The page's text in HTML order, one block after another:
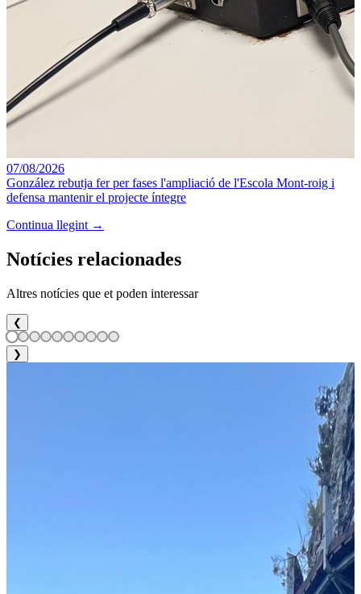
07/08/2026
González rebutja fer per fases l'ampliació de l'Escola Mont-roig i
defensa mantenir el projecte íntegre
Continua llegint →
Notícies relacionades
Altres notícies que et poden interessar
❮
❯